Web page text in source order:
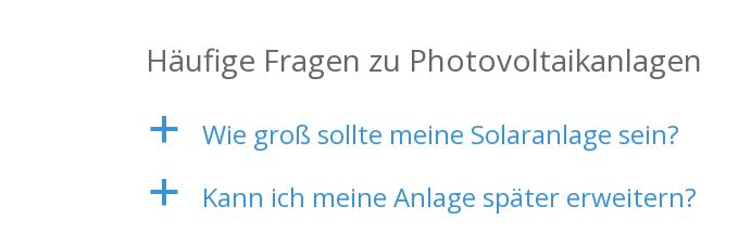
Häufige Fragen zu Photovoltaikanlagen
a Wie groß sollte meine Solaranlage sein?
a Kann ich meine Anlage später erweitern?